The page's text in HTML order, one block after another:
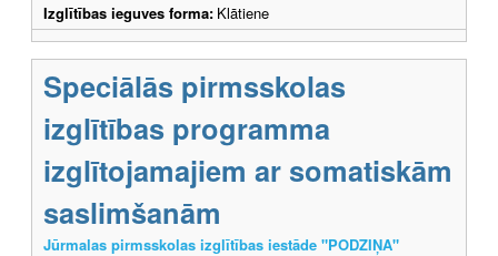
Izglītības ieguves forma: Klātiene
Speciālās pirmsskolas
izglītības programma
izglītojamajiem ar somatiskām
saslimšanām
Jūrmalas pirmsskolas izglītības iestāde "PODZIŅA"